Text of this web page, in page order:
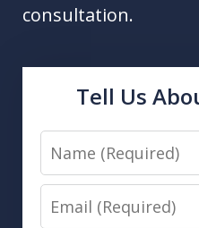
consultation.
Tell Us
Name
Email